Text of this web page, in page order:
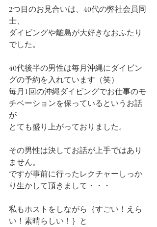
2つ目のお見合いは、40代の弊社会員同
士、
ダイビングや離島が大好きなおふたり
でした。
40代後半の男性は毎月沖縄にダイビン
グの予約を入れています（笑）
毎月1回の沖縄ダイビングでお仕事のモ
チベーションを保っているというお話
が
とても盛り上がっておりました。
その男性は決してお話が上手ではあり
ません。
ですが事前に行ったレクチャーしっか
り生かして頂きまして・・・
私もホストをしながら｛すごい！えら
い！素晴らしい！｝と